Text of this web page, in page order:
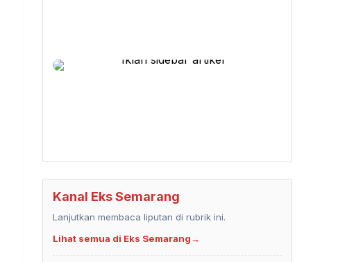
Kanal Eks Semarang
Lanjutkan membaca liputan di rubrik ini.
Lihat semua di Eks Semarang→